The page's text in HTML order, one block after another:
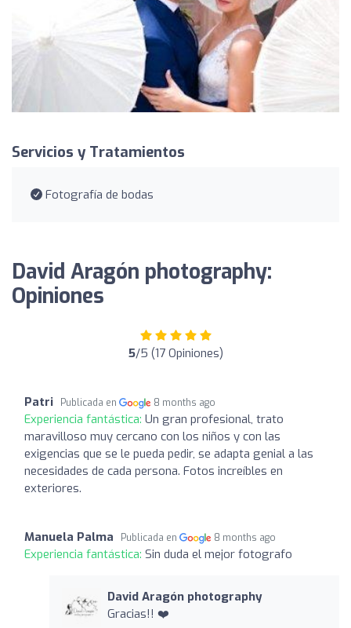
Servicios y Tratamientos
Fotografía de bodas
David Aragón photography:
Opiniones
5/5 (17 Opiniones)
Patri Publicada en 8 months ago
Experiencia fantástica: Un gran profesional, trato
maravilloso muy cercano con los niños y con las
exigencias que se le pueda pedir, se adapta genial a las
necesidades de cada persona. Fotos increíbles en
exteriores.
Manuela Palma Publicada en 8 months ago
Experiencia fantástica: Sin duda el mejor fotografo
David Aragón photography
Gracias!! ❤️